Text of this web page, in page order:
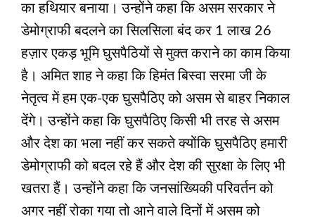
का हथियार बनाया। उन्होंने कहा कि असम सरकार ने
डेमोग्राफी बदलने का सिलसिला बंद कर 1 लाख 26
हज़ार एकड़ भूमि घुसपैठियों से मुक्त कराने का काम किया
है। अमित शाह ने कहा कि हिमंत बिस्वा सरमा जी के
नेतृत्व में हम एक-एक घुसपैठिए को असम से बाहर निकाल
देंगे। उन्होंने कहा कि घुसपैठिए किसी भी तरह से असम
और देश का भला नहीं कर सकते क्योंकि घुसपैठिए हमारी
डेमोग्राफी को बदल रहे हैं और देश की सुरक्षा के लिए भी
खतरा हैं। उन्होंने कहा कि जनसांख्यिकी परिवर्तन को
अगर नहीं रोका गया तो आने वाले दिनों में असम को